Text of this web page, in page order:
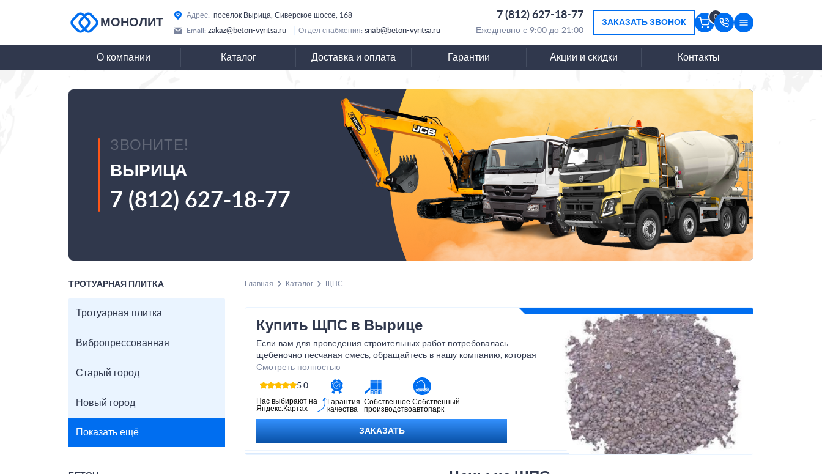
МОНОЛИТ
Адрес: поселок Вырица, Сиверское шоссе, 168 7 (812) 627-18-77
Email: zakaz@beton-vyritsa.ru Отдел снабжения: snab@beton-vyritsa.ru Ежедневно с 9:00 до 21:00
ЗАКАЗАТЬ ЗВОНОК
0
О компании Каталог Доставка и оплата Гарантии Акции и скидки Контакты
ЗВОНИТЕ!
ВЫРИЦА
7 (812) 627-18-77
ТРОТУАРНАЯ ПЛИТКА
Тротуарная плитка
Вибропрессованная
Старый город
Новый город
Показать ещё
Главная Каталог ЩПС
Купить ЩПС в Вырице
Если вам для проведения строительных работ потребовалась
щебеночно песчаная смесь, обращайтесь в нашу компанию, которая
оперативно доставит в необходимом объеме нерудный материал к
месту его использования. Своим клиентам мы готовы предложить:
Смотреть полностью
5.0
Нас выбирают на
Яндекс.Картах
Гарантия
качества
Собственное
производство
Собственный
автопарк
ЗАКАЗАТЬ